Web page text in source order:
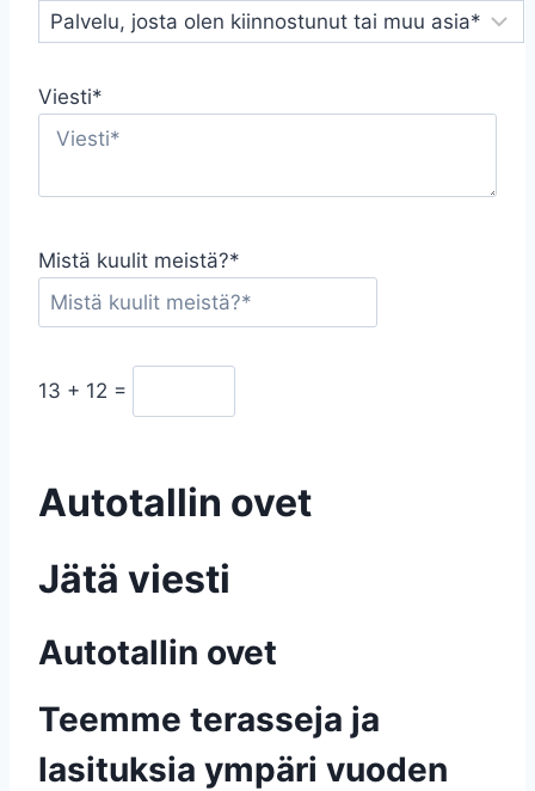
Viesti*
Mistä kuulit meistä?*
13 + 12 =
Autotallin ovet
Jätä viesti
Autotallin ovet
Teemme terasseja ja
lasituksia ympäri vuoden